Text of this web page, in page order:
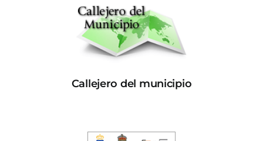
Callejero del municipio